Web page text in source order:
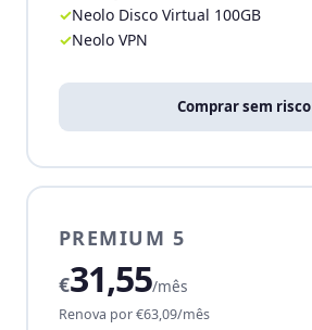
Neolo Disco Virtual 100GB
Neolo VPN
Comprar sem risco
PREMIUM 5
€31,55/mês
Renova por €63,09/mês